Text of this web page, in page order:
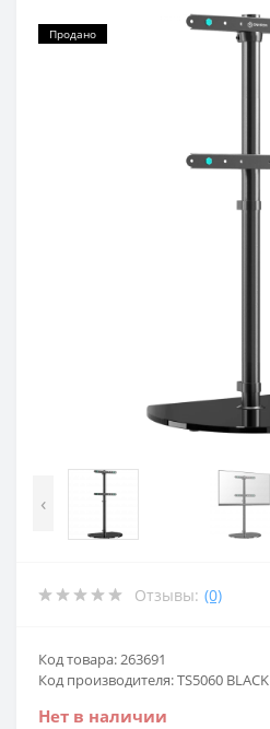
Продано
‹
Отзывы: (0)
Код товара: 263691
Код производителя: TS5060 BLACK
Нет в наличии